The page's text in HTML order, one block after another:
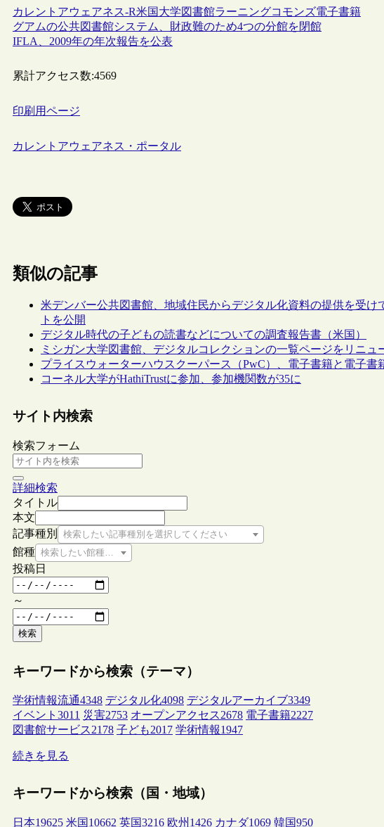
カレントアウェアネス-R米国 大学図書館ラーニングコモンズ電子書籍
グアムの公共図書館システム、財政難のため4つの分館を閉館
IFLA、2009年の年次報告を公表
累計アクセス数:4569
印刷用ページ
カレントアウェアネス・ポータル
類似の記事
米デンバー公共図書館、地域住民からデジタル化資料の提供を受
トを公開
デジタル時代の子どもの読書などについての調査報告書（米国）
ミシガン大学図書館、デジタルコレクションの一覧ページをリニュ
プライスウォーターハウスクーパース（PwC）、電子書籍と電子
コーネル大学がHathiTrustに参加、参加機関数が35に
サイト内検索
検索フォーム
詳細検索
タイトル
本文
記事種別
検索したい記事種別を選択してください
館種 検索したい館種を選択してください
投稿日
～
検索
キーワードから検索（テーマ）
学術情報流通4348 デジタル化4098 デジタルアーカイブ3349
イベント 3011 災害2753 オープンアクセス2678 電子書籍2227
図書館サービス2178 子ども2017 学術情報1947
続きを見る
キーワードから検索（国・地域）
日本19625 米国 10662 英国3216 欧州 1426 カナダ1069 韓国950